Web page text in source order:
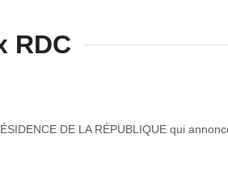
RDC
DE LA RÉPUBLIQUE qui